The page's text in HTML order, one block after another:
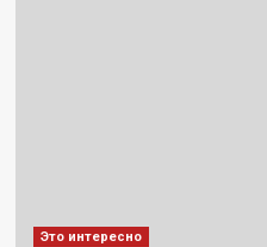
Это интересно